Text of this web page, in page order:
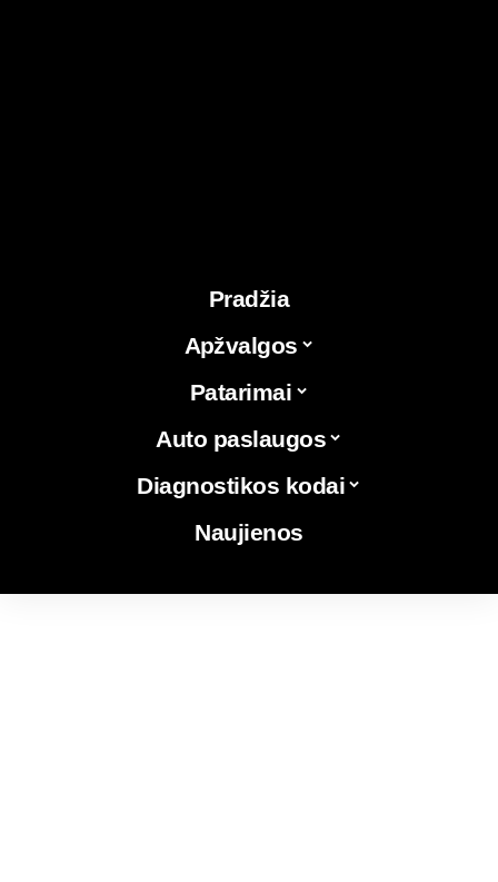
Pradžia
Apžvalgos
Patarimai
Auto paslaugos
Diagnostikos kodai
Naujienos